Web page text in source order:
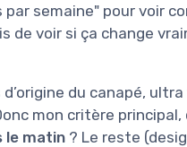
semaine" pour voir
de voir si ça change
du canapé,
mon critère principal,
le matin ? Le reste